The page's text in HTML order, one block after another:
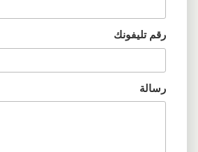
رقم تليفونك
رسالة